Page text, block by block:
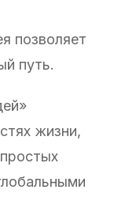
позволяет
путь.
жизни,